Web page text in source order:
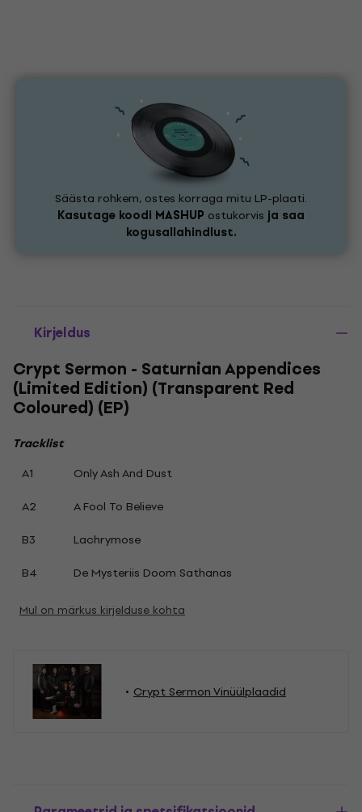
Säästa rohkem, ostes korraga mitu LP-plaati.
Kasutage koodi MASHUP ostukorvis ja saa
kogusallahindlust.
Kirjeldus
Crypt Sermon - Saturnian Appendices
(Limited Edition) (Transparent Red
Coloured) (EP)
Tracklist
A1
Only Ash And Dust
A2
A Fool To Believe
B3
Lachrymose
B4
De Mysteriis Doom Sathanas
Mul on märkus kirjelduse kohta
Crypt Sermon Vinüülplaadid